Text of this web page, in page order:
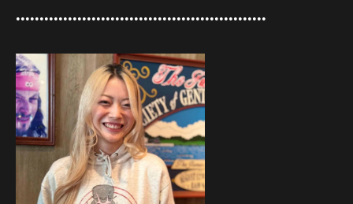
•••••••••••••••••••••••••••••••••••••••••••••••••••••